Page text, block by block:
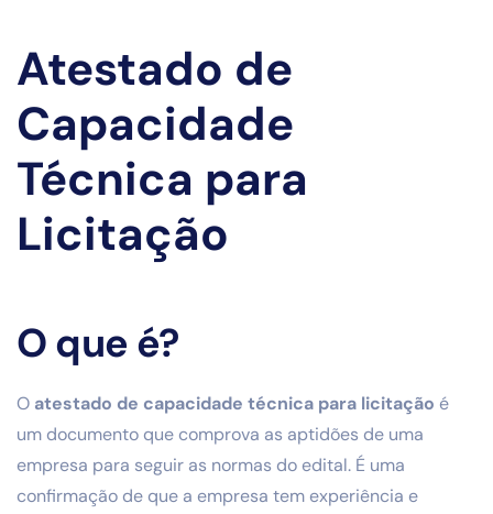
Atestado de
Capacidade
Técnica para
Licitação
O que é?
O atestado de capacidade técnica para licitação é
um documento que comprova as aptidões de uma
empresa para seguir as normas do edital. É uma
confirmação de que a empresa tem experiência e